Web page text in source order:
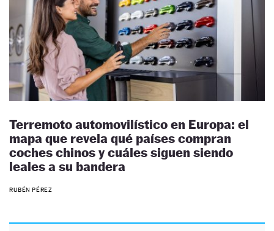
Terremoto automovilístico en Europa: el
mapa que revela qué países compran
coches chinos y cuáles siguen siendo
leales a su bandera
RUBÉN PÉREZ